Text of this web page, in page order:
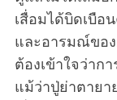
เสื่อมได้บิดเบือ
และอารมณ์ของ
ต้องเข้าใจว่าก
แม้ว่าปู่ย่าตายา